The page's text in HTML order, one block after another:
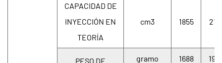
CAPACIDAD DE
INYECCIÓN EN
TEORÍA
cm3 1855 2111
PESO DE
gramo 1688